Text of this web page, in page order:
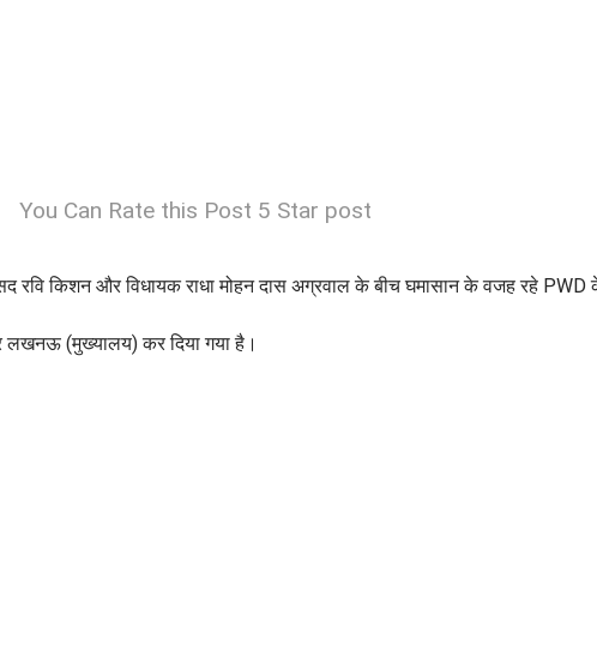
You Can Rate this Post 5 Star post
रवि किशन और विधायक राधा मोहन दास अग्रवाल के बीच घमासान के वजह रहे
लखनऊ (मुख्यालय) कर दिया गया है।